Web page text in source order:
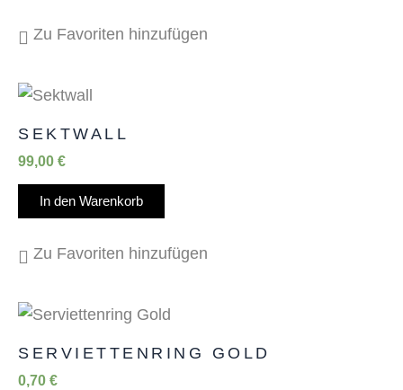
Zu Favoriten hinzufügen
SEKTWALL
99,00 €
In den Warenkorb
Zu Favoriten hinzufügen
SERVIETTENRING GOLD
0,70 €